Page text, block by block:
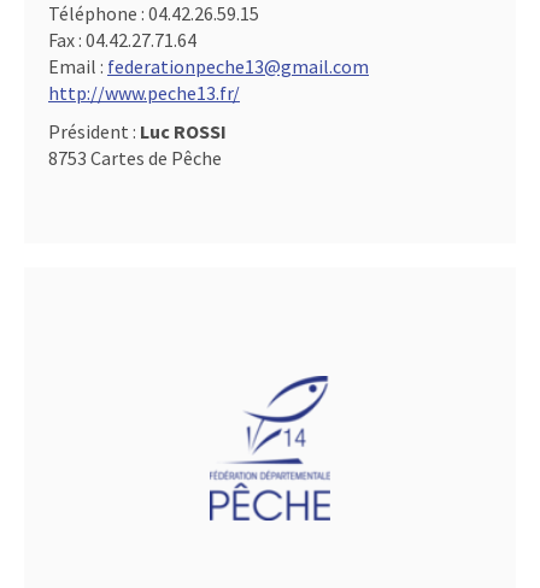
Téléphone : 04.42.26.59.15
Fax : 04.42.27.71.64
Email : federationpeche13@gmail.com
http://www.peche13.fr/
Président : Luc ROSSI
8753 Cartes de Pêche